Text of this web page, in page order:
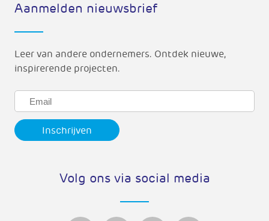
Aanmelden nieuwsbrief
Leer van andere ondernemers. Ontdek nieuwe,
inspirerende projecten.
Volg ons via social media